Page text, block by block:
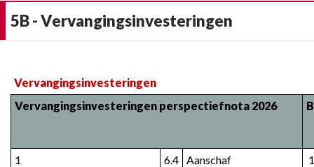
5B - Vervangingsinvesteringen
navigatie
Vervangingsinvesteringen
Vervangingsinvesteringen
Vervangingsinvesteringen perspectiefnota 2026
1 6.4 Aanschaf